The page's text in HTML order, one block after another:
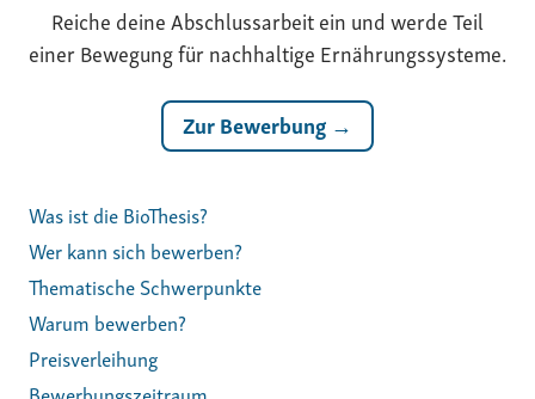
Reiche deine Abschlussarbeit ein und werde Teil
einer Bewegung für nachhaltige Ernährungssysteme.
Zur Bewerbung →
Was ist die BioThesis?
Wer kann sich bewerben?
Thematische Schwerpunkte
Warum bewerben?
Preisverleihung